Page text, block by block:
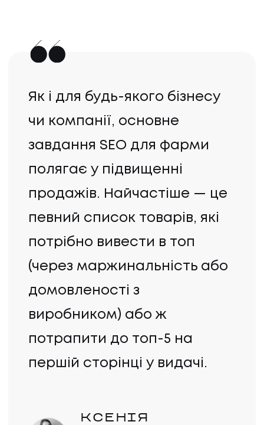
Як і для будь-якого бізнесу
чи компанії, основне
завдання SEO для фарми
полягає у підвищенні
продажів. Найчастіше — це
певний список товарів, які
потрібно вивести в топ
(через маржинальність або
домовленості з
виробником) або ж
потрапити до топ-5 на
першій сторінці у видачі.
КСЕНІЯ